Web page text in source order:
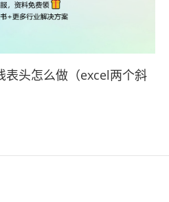
表头怎么做（excel两个斜